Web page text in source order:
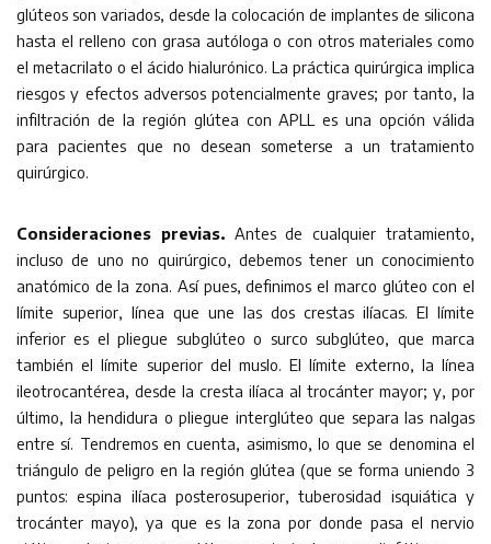
glúteos son variados, desde la colocación de implantes de silicona
hasta el relleno con grasa autóloga o con otros materiales como
el metacrilato o el ácido hialurónico. La práctica quirúrgica implica
riesgos y efectos adversos potencialmente graves; por tanto, la
infiltración de la región glútea con APLL es una opción válida
para pacientes que no desean someterse a un tratamiento
quirúrgico.
Consideraciones previas. Antes de cualquier tratamiento,
incluso de uno no quirúrgico, debemos tener un conocimiento
anatómico de la zona. Así pues, definimos el marco glúteo con el
límite superior, línea que une las dos crestas ilíacas. El límite
inferior es el pliegue subglúteo o surco subglúteo, que marca
también el límite superior del muslo. El límite externo, la línea
ileotrocantérea, desde la cresta ilíaca al trocánter mayor; y, por
último, la hendidura o pliegue interglúteo que separa las nalgas
entre sí. Tendremos en cuenta, asimismo, lo que se denomina el
triángulo de peligro en la región glútea (que se forma uniendo 3
puntos: espina ilíaca posterosuperior, tuberosidad isquiática y
trocánter mayo), ya que es la zona por donde pasa el nervio